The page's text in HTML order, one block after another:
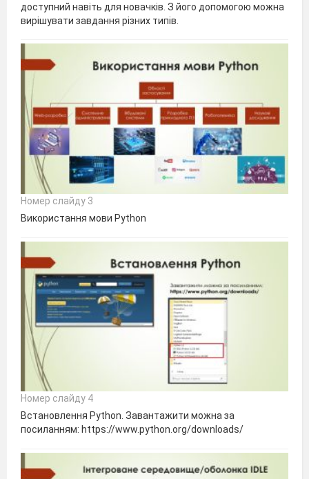
доступний навіть для новачків. З його допомогою можна
вирішувати завдання різних типів.
Номер слайду 3
Використання мови Python
Номер слайду 4
Встановлення Python. Завантажити можна за
посиланням: https://www.python.org/downloads/